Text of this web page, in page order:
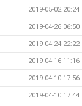
2019-05-02 20:24
2019-04-26 06:50
2019-04-24 22:22
2019-04-16 11:16
2019-04-10 17:56
2019-04-10 17:44